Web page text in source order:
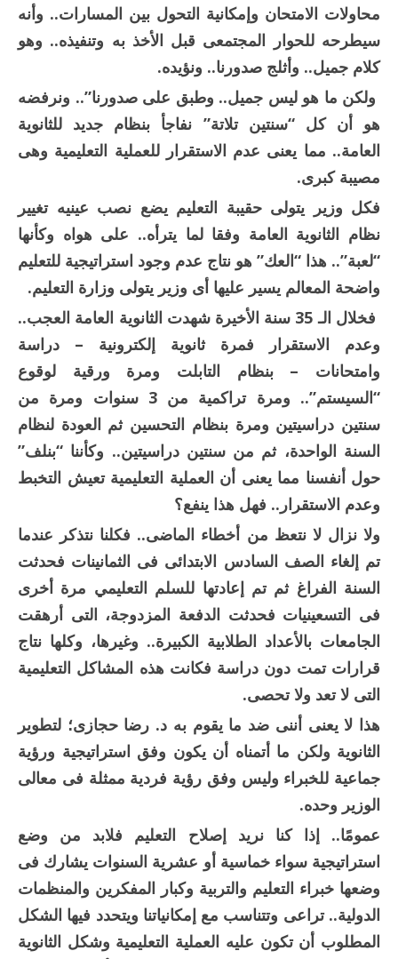
محاولات الامتحان وإمكانية التحول بين المسارات.. وأنه
سيطرحه للحوار المجتمعى قبل الأخذ به وتنفيذه.. وهو
كلام جميل.. وأثلج صدورنا.. ونؤيده.
ولكن ما هو ليس جميل.. وطبق على صدورنا”.. ونرفضه
هو أن كل “سنتين تلاتة” نفاجأ بنظام جديد للثانوية
العامة.. مما يعنى عدم الاستقرار للعملية التعليمية وهى
مصيبة كبرى.
فكل وزير يتولى حقيبة التعليم يضع نصب عينيه تغيير
نظام الثانوية العامة وفقا لما يترأه.. على هواه وكأنها
“لعبة”.. هذا “العك” هو نتاج عدم وجود استراتيجية للتعليم
واضحة المعالم يسير عليها أى وزير يتولى وزارة التعليم.
فخلال الـ 35 سنة الأخيرة شهدت الثانوية العامة العجب..
وعدم الاستقرار فمرة ثانوية إلكترونية – دراسة
وامتحانات – بنظام التابلت ومرة ورقية لوقوع
“السيستم”.. ومرة تراكمية من 3 سنوات ومرة من
سنتين دراسيتين ومرة بنظام التحسين ثم العودة لنظام
السنة الواحدة، ثم من سنتين دراسيتين.. وكأننا “بنلف”
حول أنفسنا مما يعنى أن العملية التعليمية تعيش التخبط
وعدم الاستقرار.. فهل هذا ينفع؟
ولا نزال لا نتعظ من أخطاء الماضى.. فكلنا نتذكر عندما
تم إلغاء الصف السادس الابتدائى فى الثمانينات فحدثت
السنة الفراغ ثم تم إعادتها للسلم التعليمي مرة أخرى
فى التسعينيات فحدثت الدفعة المزدوجة، التى أرهقت
الجامعات بالأعداد الطلابية الكبيرة.. وغيرها، وكلها نتاج
قرارات تمت دون دراسة فكانت هذه المشاكل التعليمية
التى لا تعد ولا تحصى.
هذا لا يعنى أننى ضد ما يقوم به د. رضا حجازى؛ لتطوير
الثانوية ولكن ما أتمناه أن يكون وفق استراتيجية ورؤية
جماعية للخبراء وليس وفق رؤية فردية ممثلة فى معالى
الوزير وحده.
عمومًا.. إذا كنا نريد إصلاح التعليم فلابد من وضع
استراتيجية سواء خماسية أو عشرية السنوات يشارك فى
وضعها خبراء التعليم والتربية وكبار المفكرين والمنظمات
الدولية.. تراعى وتتناسب مع إمكانياتنا ويتحدد فيها الشكل
المطلوب أن تكون عليه العملية التعليمية وشكل الثانوية